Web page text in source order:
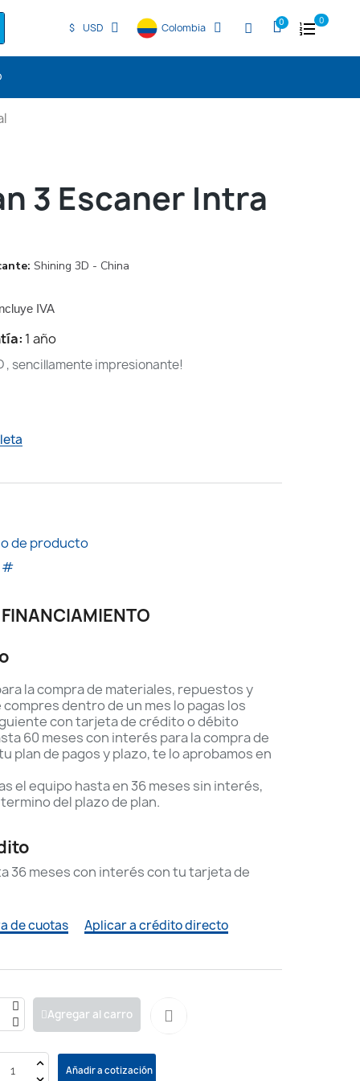
$ USD Colombia
0
3 Escaner Intra
Shining 3D - China
IVA
1 año
, sencillamente impresionante!
de producto
#
FINANCIAMIENTO
la compra de materiales, repuestos y
dentro de un mes lo pagas los
con tarjeta de crédito o débito
60 meses con interés para la compra de
plan de pagos y plazo, te lo aprobamos en
el equipo hasta en 36 meses sin interés,
del plazo de plan.
36 meses con interés con tu tarjeta de
de cuotas Aplicar a crédito directo
Agregar al carro
Añadir a cotización